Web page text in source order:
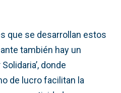
que se desarrollan estos
también hay un
donde
de lucro facilitan la